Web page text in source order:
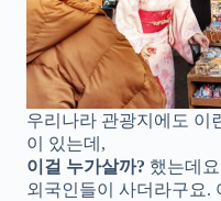
우리나라 관광지에도 이
이 있는데,
이걸 누가살까? 했는데
외국인들이 사더라구요.